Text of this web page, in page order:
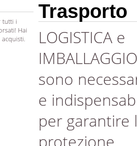
tutti i
Hai
Trasporto
LOGISTICA e
IMBALLAGGIO
sono
e
per garantire
protezione